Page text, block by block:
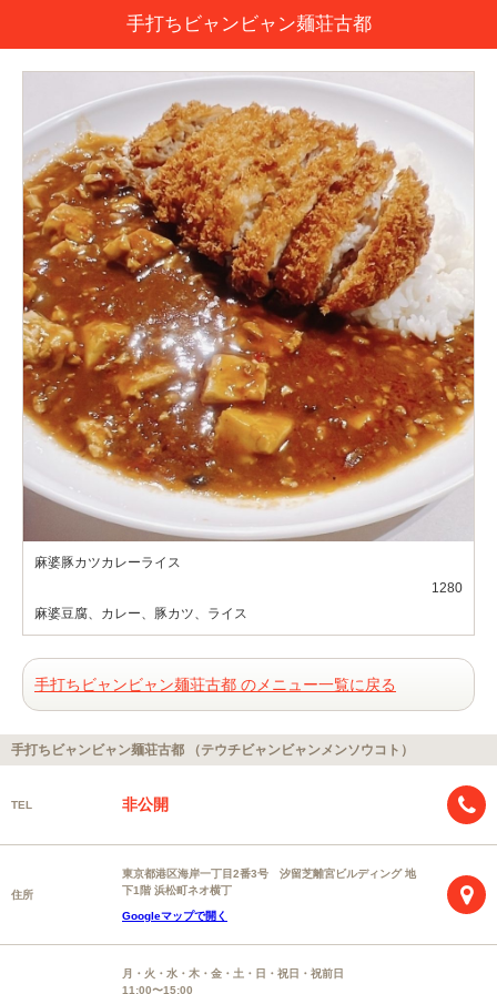
手打ちビャンビャン麺荘古都
麻婆豚カツカレーライス
1280
麻婆豆腐、カレー、豚カツ、ライス
手打ちビャンビャン麺荘古都 のメニュー一覧に戻る
手打ちビャンビャン麺荘古都 （テウチビャンビャンメンソウコト）
TEL 非公開
住所
東京都港区海岸一丁目2番3号 汐留芝離宮ビルディング 地
下1階 浜松町ネオ横丁
Googleマップで開く
月・火・水・木・金・土・日・祝日・祝前日
11:00〜15:00